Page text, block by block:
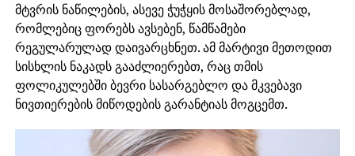
მტვრის ნაწილების, ასევე ჭუჭყის მოსაშორებლად,
რომლებიც ფორებს ავსებენ, წამწამები
რეგულარულად დაივარცხნეთ. ამ მარტივი მეთოდით
სისხლის ნაკადს გააძლიერებთ, რაც თმის
ფოლიკულებში ბევრი სასარგებლო და მკვებავი
ნივთიერების მიწოდების გარანტიას მოგცემთ.